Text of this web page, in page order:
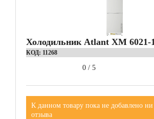
Холодильник Atlant ХМ 6021-
КОД: 11268
0 / 5
К данном товару пока не добавлено
отзыва